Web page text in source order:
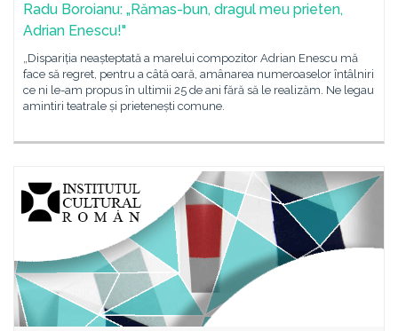
Radu Boroianu: „Rămas-bun, dragul meu prieten,
Adrian Enescu!"
„Dispariția neașteptată a marelui compozitor Adrian Enescu mă
face să regret, pentru a câtă oară, amânarea numeroaselor întâlniri
ce ni le-am propus în ultimii 25 de ani fără să le realizăm. Ne legau
amintiri teatrale și prietenești comune.